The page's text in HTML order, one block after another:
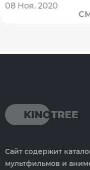
08 Ноя. 2020
Сайт содержит
мультфильмов и